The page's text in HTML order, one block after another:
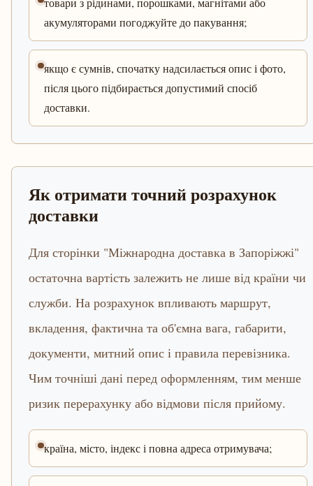
акумуляторами погоджуйте до пакування;
якщо є сумнів, спочатку надсилається опис і фото,
після цього підбирається допустимий спосіб
доставки.
Як отримати точний розрахунок
доставки
Для сторінки "Міжнародна доставка в Запоріжжі"
остаточна вартість залежить не лише від країни чи
служби. На розрахунок впливають маршрут,
вкладення, фактична та об'ємна вага, габарити,
документи, митний опис і правила перевізника.
Чим точніші дані перед оформленням, тим менше
ризик перерахунку або відмови після прийому.
країна, місто, індекс і повна адреса отримувача;